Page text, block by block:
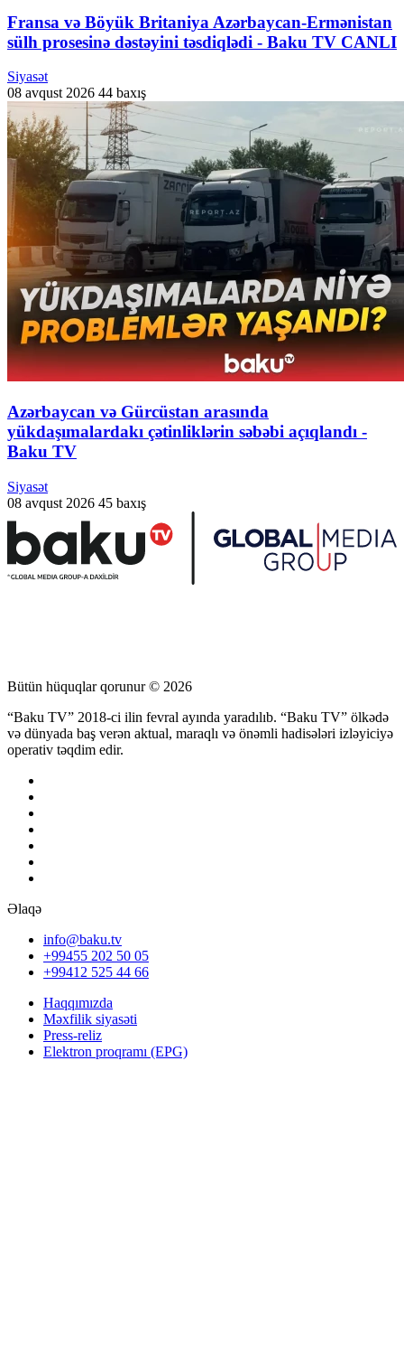
Fransa və Böyük Britaniya Azərbaycan-Ermənistan
sülh prosesinə dəstəyini təsdiqlədi - Baku TV CANLI
Siyasət
08 avqust 2026 44 baxış
Azərbaycan və Gürcüstan arasında
yükdaşımalardakı çətinliklərin səbəbi açıqlandı -
Baku TV
Siyasət
08 avqust 2026 45 baxış
Bütün hüquqlar qorunur © 2026
“Baku TV” 2018-ci ilin fevral ayında yaradılıb. “Baku TV” ölkədə
və dünyada baş verən aktual, maraqlı və önəmli hadisələri izləyiciyə
operativ təqdim edir.
Əlaqə
info@baku.tv
+99455 202 50 05
+99412 525 44 66
Haqqımızda
Məxfilik siyasəti
Press-reliz
Elektron proqramı (EPG)